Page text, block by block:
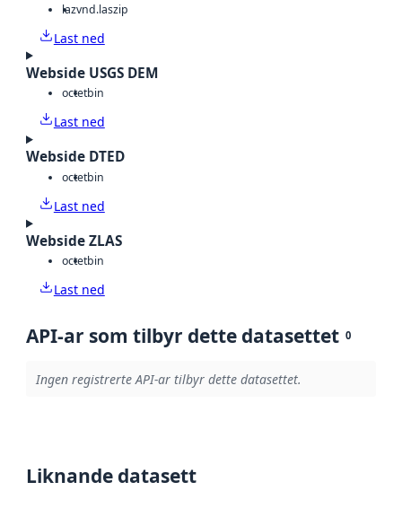
lazvnd.laszip
Last ned
Webside USGS DEM
octetbin
Last ned
Webside DTED
octetbin
Last ned
Webside ZLAS
octetbin
Last ned
API-ar som tilbyr dette datasettet 0
Ingen registrerte API-ar tilbyr dette datasettet.
Liknande datasett